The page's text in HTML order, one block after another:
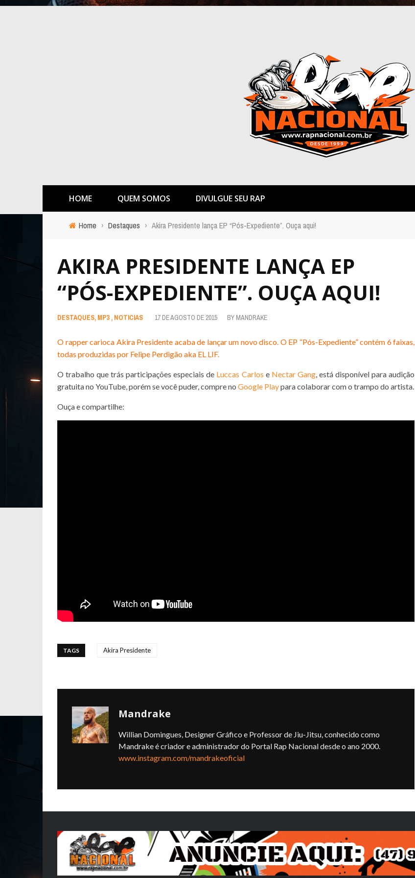
HOME QUEM SOMOS DIVULGUE SEU RAP
Home › Destaques › Akira Presidente lança EP “Pós-Expediente”. Ouça aqui!
AKIRA PRESIDENTE LANÇA EP
“PÓS-EXPEDIENTE”. OUÇA AQUI!
DESTAQUES, MP3 , NOTICIAS 17 DE AGOSTO DE 2015 BY MANDRAKE
O rapper carioca Akira Presidente acaba de lançar um novo disco. O EP “Pós-Expediente” contém 6 faixas,
todas produzidas por Felipe Perdigão aka EL LIF.
O trabalho que trás participações especiais de Luccas Carlos e Nectar Gang, está disponível para audição
gratuita no YouTube, porém se você puder, compre no Google Playpara colaborar com o trampo do artista.
Ouça e compartilhe:
TAGS Akira Presidente
Mandrake
Willian Domingues, Designer Gráfico e Professor de Jiu-Jitsu, conhecido como
Mandrake é criador e administrador do Portal Rap Nacional desde o ano 2000.
www.instagram.com/mandrakeoficial